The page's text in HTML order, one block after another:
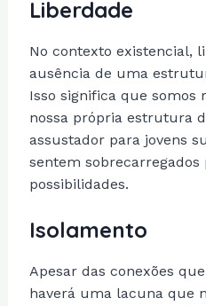
Liberdade
No contexto existencial,
ausência de uma
Isso significa que somos
nossa própria estrutura
assustador para jovens
sentem sobrecarregados
possibilidades.
Isolamento
Apesar das conexões
haverá uma lacuna que